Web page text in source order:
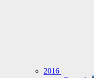
2016